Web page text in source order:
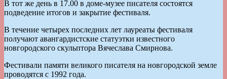
В тот же день в 17.00 в доме-музее писателя состоятся
подведение итогов и закрытие фестиваля.
В течение четырех последних лет лауреаты фестиваля
получают авангардистские статуэтки известного
новгородского скульптора Вячеслава Смирнова.
Фестивали памяти великого писателя на новгородской земле
проводятся с 1992 года.